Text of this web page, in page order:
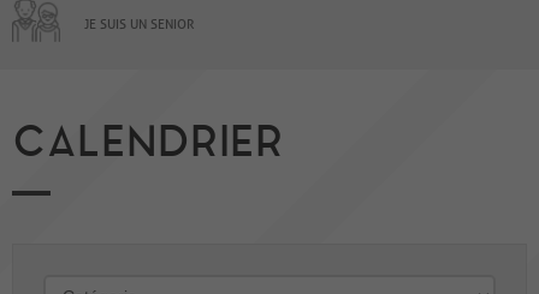
JE SUIS UN SENIOR
CALENDRIER